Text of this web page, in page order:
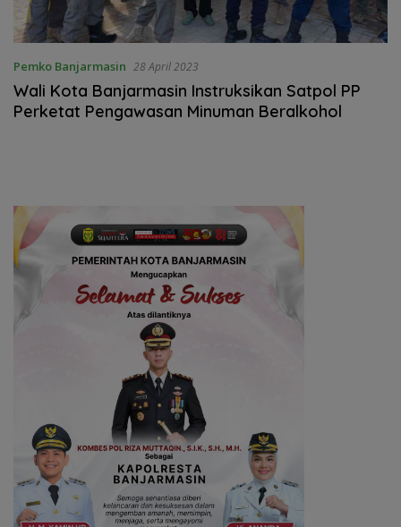
Pemko Banjarmasin 28 April 2023
Wali Kota Banjarmasin Instruksikan Satpol PP
Perketat Pengawasan Minuman Beralkohol